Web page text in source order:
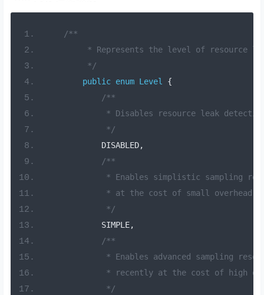
/**
* Represents the level of resource
         */
public enum Level
{
/**
* Disables resource leak
             */
            DISABLED
,
/**
* Enables simplistic sampling
* at the cost of small overhead
             */
            SIMPLE
,
/**
* Enables advanced sampling
* recently at the cost of high
             */